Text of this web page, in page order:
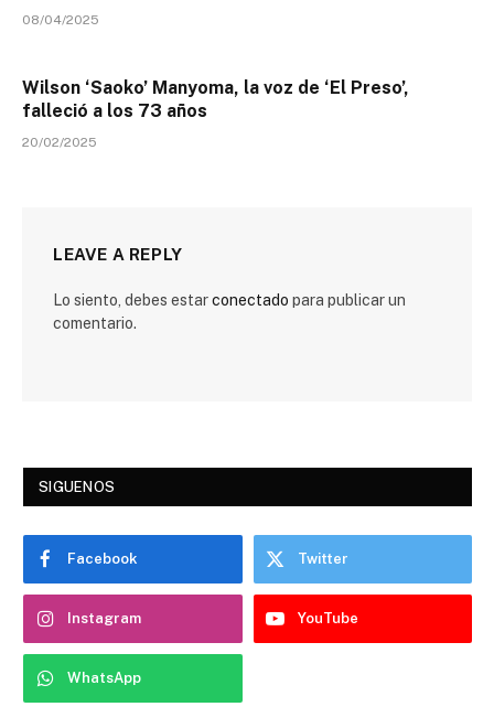
08/04/2025
Wilson ‘Saoko’ Manyoma, la voz de ‘El Preso’,
falleció a los 73 años
20/02/2025
LEAVE A REPLY
Lo siento, debes estarconectado para publicar un
comentario.
SIGUENOS
Facebook Twitter
Instagram YouTube
WhatsApp